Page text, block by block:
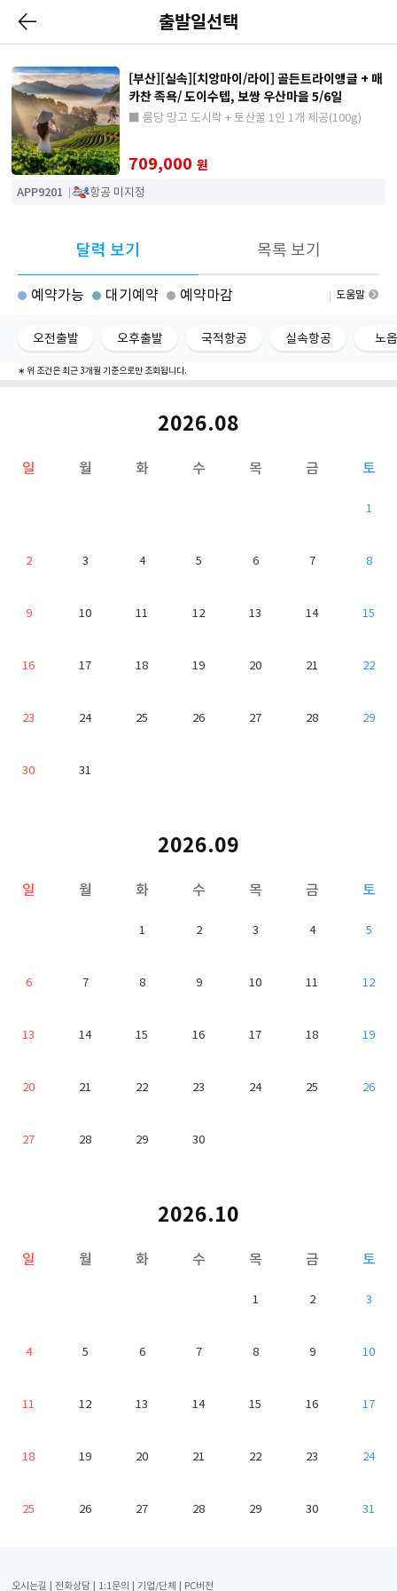
출발일선택
[부산][실속][치앙마이/라이] 골든트라이앵글 + 매
카찬 족욕/ 도이수텝, 보쌍 우산마을 5/6일
■ 룸당 망고 도시락 + 토산꿀 1인 1개 제공(100g)
709,000 원
APP9201 항공 미지정
달력 보기 목록 보기
예약가능 대기예약 예약마감 도움말
오전출발 오후출발 국적항공 실속항공 노
∗ 위 조건은 최근 3개월 기준으로만 조회됩니다.
2026.08
일 월 화 수 목 금 토
1
2 3 4 5 6 7 8
9 10 11 12 13 14 15
16 17 18 19 20 21 22
23 24 25 26 27 28 29
30 31
2026.09
일 월 화 수 목 금 토
1 2 3 4 5
6 7 8 9 10 11 12
13 14 15 16 17 18 19
20 21 22 23 24 25 26
27 28 29 30
2026.10
일 월 화 수 목 금 토
1 2 3
4 5 6 7 8 9 10
11 12 13 14 15 16 17
18 19 20 21 22 23 24
25 26 27 28 29 30 31
오시는길 전화상담 1:1문의 기업/단체 PC버전